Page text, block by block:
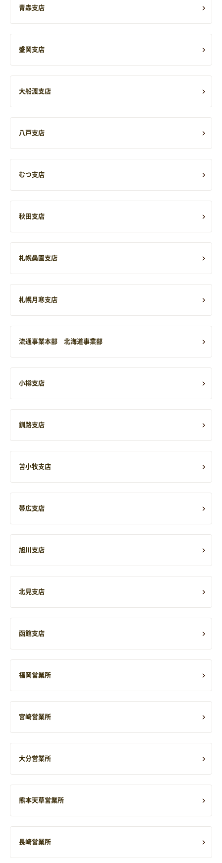
青森支店
盛岡支店
大船渡支店
八戸支店
むつ支店
秋田支店
札幌桑園支店
札幌月寒支店
流通事業本部 北海道事業部
小樽支店
釧路支店
苫小牧支店
帯広支店
旭川支店
北見支店
函館支店
福岡営業所
宮崎営業所
大分営業所
熊本天草営業所
長崎営業所